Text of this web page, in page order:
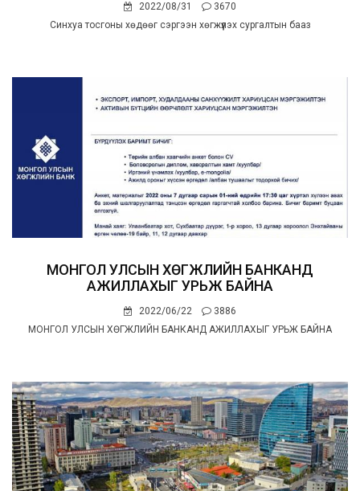
2022/08/31
3670
Синхуа тосгоны хөдөөг сэргээн хөгжүүлэх сургалтын бааз
МОНГОЛ УЛСЫН ХӨГЖЛИЙН БАНКАНД
АЖИЛЛАХЫГ УРЬЖ БАЙНА
2022/06/22
3886
МОНГОЛ УЛСЫН ХӨГЖЛИЙН БАНКАНД АЖИЛЛАХЫГ УРЬЖ БАЙНА